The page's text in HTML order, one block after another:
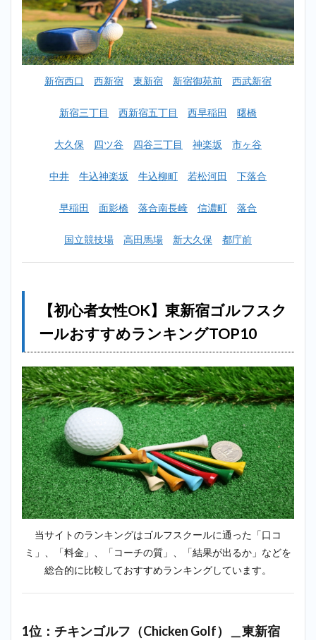
2
【初心
者女性
OK】
ゴルフ
ルおす
すめラ
グ
2.1
1
ンゴルフ
Golf）＿
東新宿
プゴル
フ
（RIZAP
宿
2.3
3位：
サン
クチ
ュア
リゴ
ルフ
＿東
新宿
2.4
4位：
ゴル
フス
テー
ン新
宿
新宿西口 西新宿 東新宿 新宿御苑前 西武新宿
新宿三丁目 西新宿五丁目 西早稲田 曙橋
大久保 四ツ谷 四谷三丁目 神楽坂 市ヶ谷
中井 牛込神楽坂 牛込柳町 若松河田 下落合
早稲田 面影橋 落合南長崎 信濃町 落合
国立競技場 高田馬場 新大久保 都庁前
【初心者女性OK】東新宿ゴルフスク
ールおすすめランキングTOP10
当サイトのランキングはゴルフスクールに通った「口コ
ミ」、「料金」、「コーチの質」、「結果が出るか」などを
総合的に比較しておすすめランキングしています。
1位：チキンゴルフ（Chicken Golf）＿東新宿